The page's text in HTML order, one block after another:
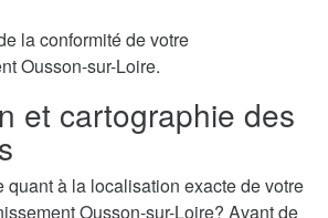
la conformité de votre
Ousson-sur-Loire.
et cartographie des
quant à la localisation exacte de votre
Ousson-sur-Loire? Avant de